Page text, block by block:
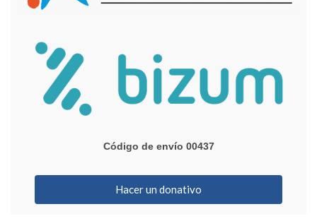
Código de envío 00437
Hacer un donativo